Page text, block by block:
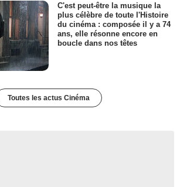
C'est peut-être la musique la
plus célèbre de toute l'Histoire
du cinéma : composée il y a 74
ans, elle résonne encore en
boucle dans nos têtes
Toutes les actus Cinéma